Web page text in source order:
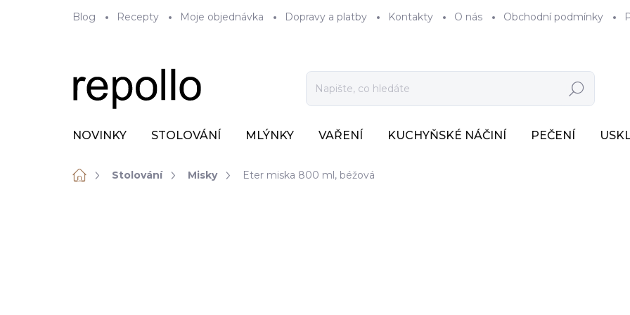
Blog Recepty Moje objednávka Dopravy a platby Kontakty O nás Obchodní podmínky
Hledat
NOVINKY STOLOVÁNÍ MLÝNKY VAŘENÍ KUCHYŇSKÉ NÁČINÍ PEČENÍ
DomůStolování Misky Eter miska 800 ml, béžová